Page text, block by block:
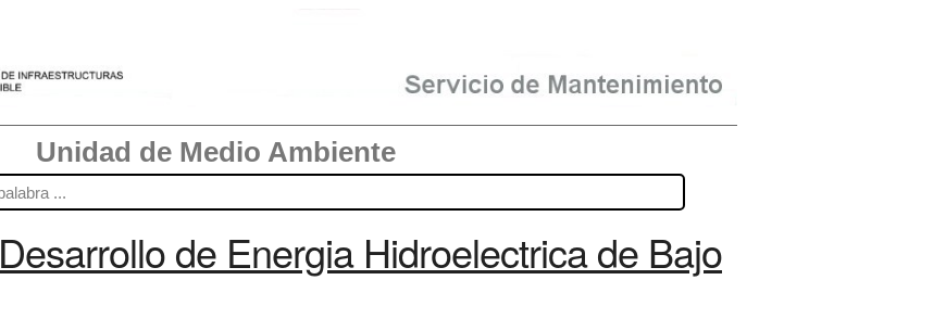
Unidad de Medio Ambiente
Desarrollo de Energia Hidroelectrica de Bajo